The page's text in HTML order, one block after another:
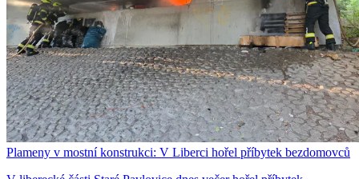
Plameny v mostní konstrukci: V Liberci hořel příbytek bezdomovců